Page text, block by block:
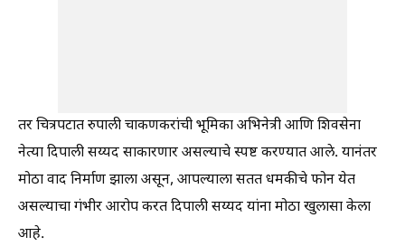
तर चित्रपटात रुपाली चाकणकरांची भूमिका अभिनेत्री आणि शिवसेना
नेत्या दिपाली सय्यद साकारणार असल्याचे स्पष्ट करण्यात आले. यानंतर
मोठा वाद निर्माण झाला असून, आपल्याला सतत धमकीचे फोन येत
असल्याचा गंभीर आरोप करत दिपाली सय्यद यांना मोठा खुलासा केला
आहे.